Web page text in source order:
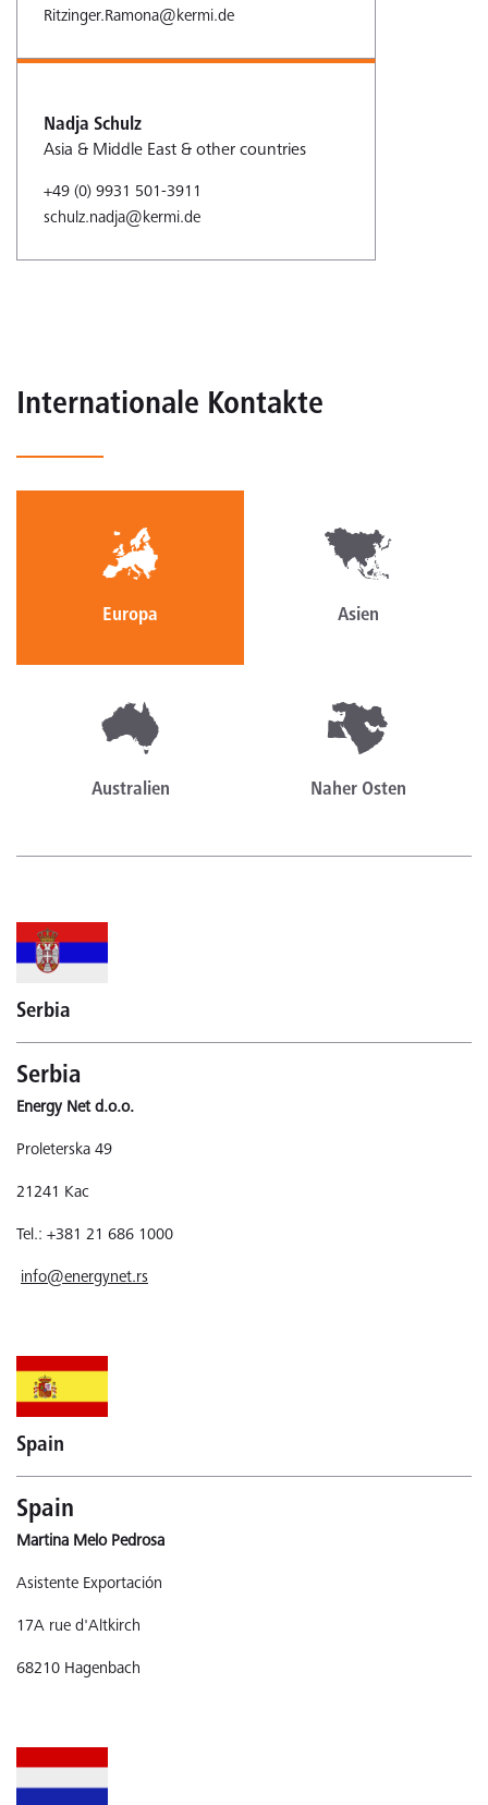
Ritzinger.Ramona@kermi.de
Nadja Schulz
Asia & Middle East & other countries
+49 (0) 9931 501-3911
schulz.nadja@kermi.de
Internationale Kontakte
Europa Asien
Australien Naher Osten
Serbia
Serbia
Energy Net d.o.o.
Proleterska 49
21241 Kac
Tel.: +381 21 686 1000
info@energynet.rs
Spain
Spain
Martina Melo Pedrosa
Asistente Exportación
17A rue d'Altkirch
68210 Hagenbach